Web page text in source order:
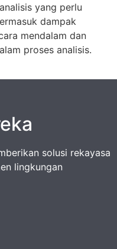
yang perlu
dampak
mendalam dan
proses analisis.
solusi rekayasa
lingkungan